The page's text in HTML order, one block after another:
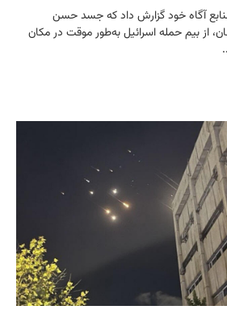
منابع آگاه خود گزارش داد که جسد حسن
از بیم حمله اسرائيل به‌طور موقت در مکان